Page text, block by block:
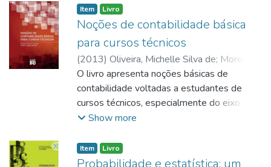
acadêmicos, normas da ABNT, questões
éticas em pesquisa, métodos qualitativos e
quantitativos, revisão de literatura, inovação
tecnológica, propriedade intelectual,
propriedade industrial, patentes e fontes de
informação científica. O objetivo é
demonstrar a importância do método
científico e do rigor metodológico para a
produção de conhecimento e para o
Item Livro
Noções de contabilidade básica
para cursos técnicos
(2013) Oliveira, Michelle Silva de; Moreira,
Sherley Cabral
O livro apresenta noções básicas de
contabilidade voltadas a estudantes de
cursos técnicos, especialmente do eixo
tecnológico de Gestão e Negócios. A obra
contabilidade, princípios contábeis, estudo
do patrimônio, ativo, passivo, patrimônio
Show more
Item Livro